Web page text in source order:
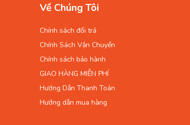
Về Chúng Tôi
Chính sách đổi trả
Chính Sách Vận Chuyển
Chính sách bảo hành
GIAO HÀNG MIỄN PHÍ
Hướng Dẫn Thanh Toán
Hướng dẫn mua hàng